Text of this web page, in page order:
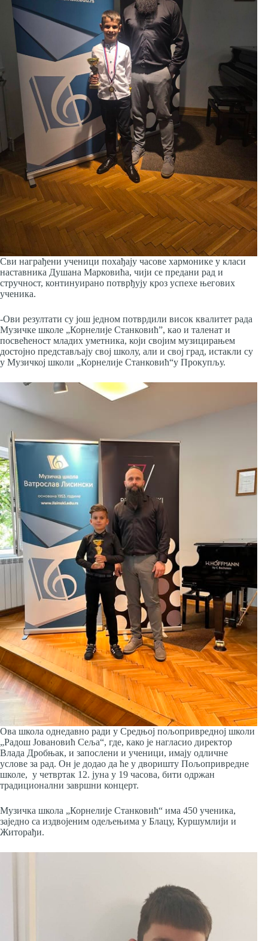
Сви награђени ученици похађају часове хармонике у класи
наставника Душана Марковића, чији се предани рад и
стручност, континуирано потврђују кроз успехе његових
ученика.
-Ови резултати су још једном потврдили висок квалитет рада
Музичке школе „Корнелије Станковић”, као и таленат и
посвећеност младих уметника, који својим музицирањем
достојно представљају свој школу, али и свој град, истакли су
у Музичкој школи „Корнелије Станковић“у Прокупљу.
Ова школа однедавно ради у Средњој пољопривредној школи
„Радош Јовановић Сеља“, где, како је нагласио директор
Влада Дробњак, и запослени и ученици, имају одличне
услове за рад. Он је додао да ће у дворишту Пољопривредне
школе, у четвртак 12. јуна у 19 часова, бити одржан
традиционални завршни концерт.
Музичка школа „Корнелије Станковић“ има 450 ученика,
заједно са издвојеним одељењима у Блацу, Куршумлији и
Житорађи.